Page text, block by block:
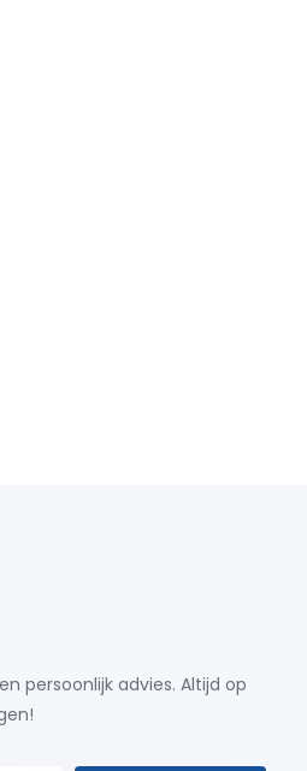
persoonlijk advies. Altijd op